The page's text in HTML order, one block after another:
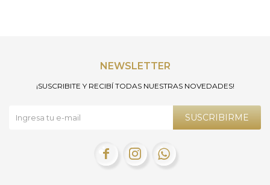
NEWSLETTER
¡SUSCRIBITE Y RECIBÍ TODAS NUESTRAS NOVEDADES!
SUSCRIBIRME
  